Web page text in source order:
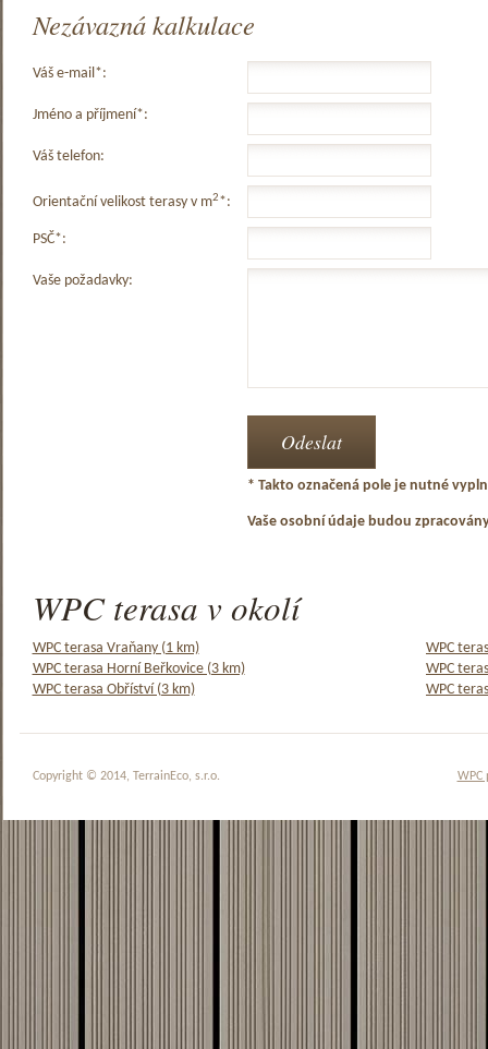
Nezávazná kalkulace
Váš e-mail*:
Jméno a příjmení*:
Váš telefon:
Orientační velikost terasy v m2*:
PSČ*:
Vaše požadavky:
* Takto označená pole je nutné
Vaše osobní údaje budou
WPC terasa v okolí
WPC terasa Vraňany (1 km)
WPC
WPC terasa Horní Beřkovice (3 km)
WPC
WPC terasa Obříství (3 km)
WPC
WPC
Copyright © 2014, TerrainEco, s.r.o.